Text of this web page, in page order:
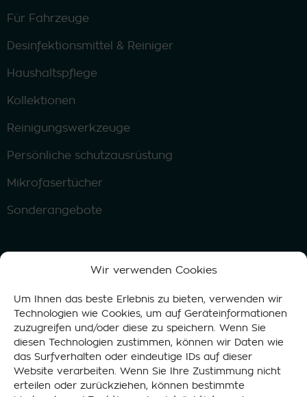
Wir verwenden Cookies
Um Ihnen das beste Erlebnis zu bieten, verwenden wir
Technologien wie Cookies, um auf Geräteinformationen
zuzugreifen und/oder diese zu speichern. Wenn Sie
diesen Technologien zustimmen, können wir Daten wie
das Surfverhalten oder eindeutige IDs auf dieser
Website verarbeiten. Wenn Sie Ihre Zustimmung nicht
erteilen oder zurückziehen, können bestimmte
Für Fahrzeuge
Desinfektionsmittel & Reiniger
Haushaltspflege
Kollektionen
Reinigungswerkzeuge
Persönliche schutzausrüstung
Mikrofasertücher
Sonderangebote
Datenschutzerklärung Cookie-Richtlinie
© 2015-2026 GoGoNano® Führend in Öko-
Nanotechnologie
Telefon: +372 5647 0784 (Mo–So 8–19 Uhr)
E-Mail: info@gogonano.com